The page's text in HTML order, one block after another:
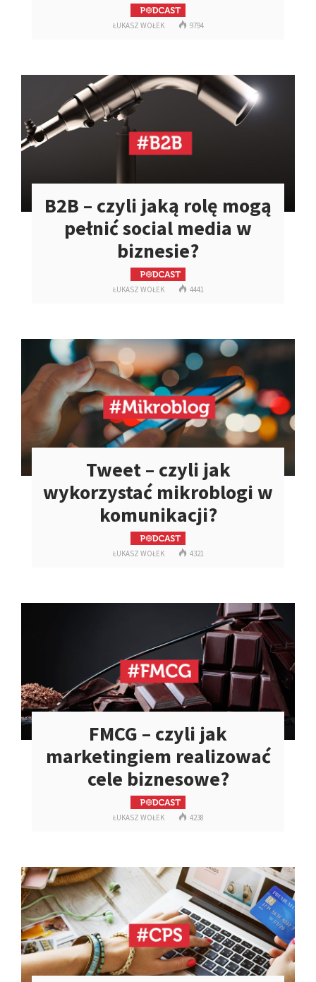
ŁUKASZ WOŁEK 9794
B2B – czyli jaką rolę mogą
pełnić social media w
biznesie?
ŁUKASZ WOŁEK 4441
Tweet – czyli jak
wykorzystać mikroblogi w
komunikacji?
ŁUKASZ WOŁEK 4321
FMCG – czyli jak
marketingiem realizować
cele biznesowe?
ŁUKASZ WOŁEK 4238